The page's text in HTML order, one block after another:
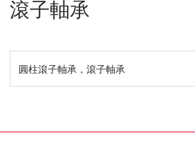
滾子軸承
圓柱滾子軸承，滾子軸承